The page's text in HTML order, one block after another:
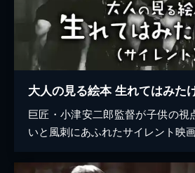
巨匠・小津安二郎監督が子供の視
いと風刺にあふれたサイレント映